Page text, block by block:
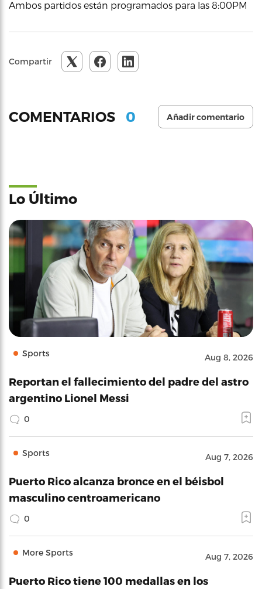
Ambos partidos están programados para las 8:00PM
Compartir
COMENTARIOS 0 Añadir comentario
Lo Último
Sports Aug 8, 2026
Reportan el fallecimiento del padre del astro
argentino Lionel Messi
0
Sports Aug 7, 2026
Puerto Rico alcanza bronce en el béisbol
masculino centroamericano
0
More Sports Aug 7, 2026
Puerto Rico tiene 100 medallas en los